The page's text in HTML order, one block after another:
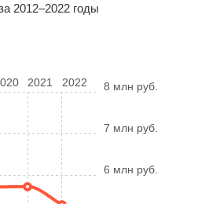
2012–2022 годы
2021 2022
6 млн руб.
7 млн руб.
8 млн руб.